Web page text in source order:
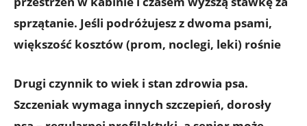
sprzątanie. Jeśli podróżujesz z dwoma psami,
większość kosztów (prom, noclegi, leki) rośnie
Drugi czynnik to wiek i stan zdrowia psa.
Szczeniak wymaga innych szczepień, dorosły